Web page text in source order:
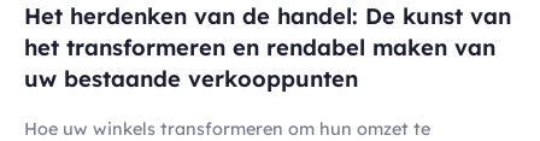
Het herdenken van de handel: De kunst van
het transformeren en rendabel maken van
uw bestaande verkooppunten
Hoe uw winkels transformeren om hun omzet te